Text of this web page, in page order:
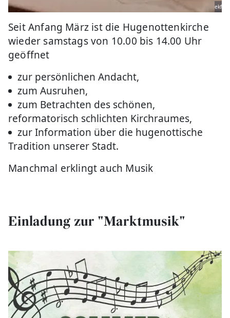
ekf
Seit Anfang März ist die Hugenottenkirche
wieder samstags von 10.00 bis 14.00 Uhr
geöffnet
zur persönlichen Andacht,
zum Ausruhen,
zum Betrachten des schönen,
reformatorisch schlichten Kirchraumes,
zur Information über die hugenottische
Tradition unserer Stadt.
Manchmal erklingt auch Musik
Einladung zur "Marktmusik"